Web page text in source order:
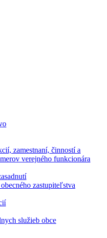
zamestnaní, činností a
verejného funkcionára
zastupiteľstva
služieb obce